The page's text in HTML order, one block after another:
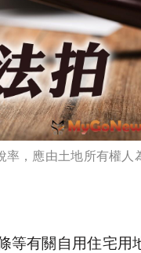
率，應由土地所有權人
等有關自用住宅用